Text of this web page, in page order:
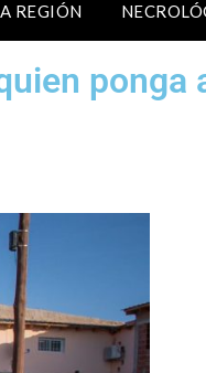
REGIÓN
ponga